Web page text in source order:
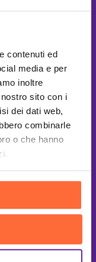
contenuti ed
media e per
inoltre
sito con i
dei dati web,
combinarle
o che hanno